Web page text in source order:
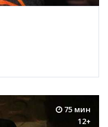
75 мин
12+